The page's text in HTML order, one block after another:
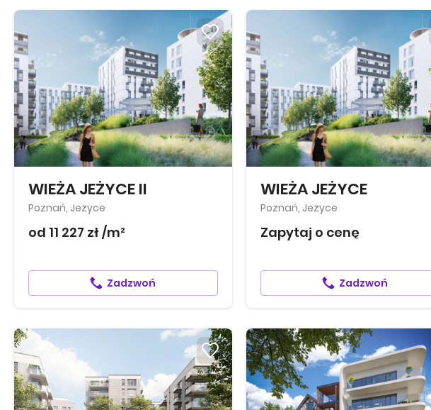
WIEŻA JEŻYCE II
Poznań, Jeżyce
od 11 227 zł /m²
Zadzwoń
WIEŻA JEŻYCE
Poznań, Jeżyce
Zapytaj o cenę
Zadzwoń